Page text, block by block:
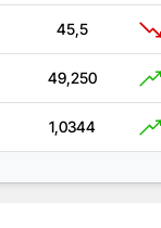
45,5
49,250
1,0344